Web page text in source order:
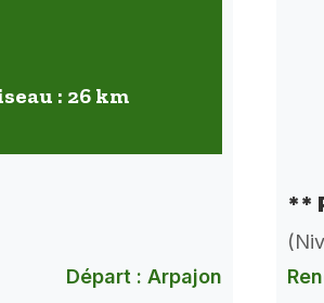
: 26 km
Départ : Arpajon
**